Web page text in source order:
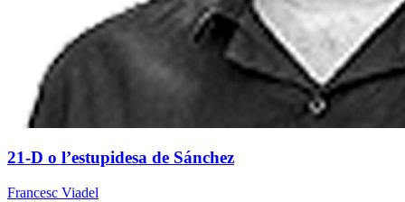
21-D o l’estupidesa de Sánchez
Francesc Viadel